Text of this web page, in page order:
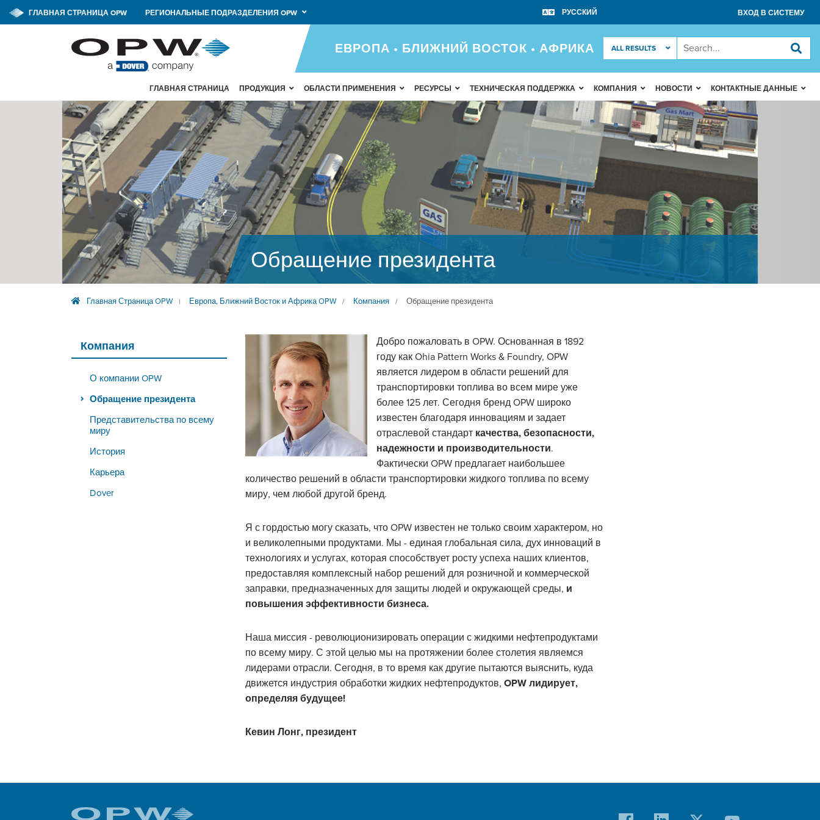
ГЛАВНАЯ СТРАНИЦА OPW РЕГИОНАЛЬНЫЕ ПОДРАЗДЕЛЕНИЯ OPW ВХОД В СИСТЕМУ
ЕВРОПА • БЛИЖНИЙ ВОСТОК • АФРИКА
Обращение президента
Главная Страница OPW | Европа, Ближний Восток и Африка OPW / Компания / Обращение президента
Компания
О компании OPW
Обращение президента
Представительства по всему
миру
История
Карьера
Dover
Добро пожаловать в OPW. Основанная в 1892
году как Ohia Pattern Works & Foundry, OPW
является лидером в области решений для
транспортировки топлива во всем мире уже
более 125 лет. Сегодня бренд OPW широко
известен благодаря инновациям и задает
отраслевой стандарт качества, безопасности,
надежности и производительности.
Фактически OPW предлагает наибольшее
количество решений в области транспортировки жидкого топлива по всему
миру, чем любой другой бренд.
Я с гордостью могу сказать, что OPW известен не только своим характером, но
и великолепными продуктами. Мы - единая глобальная сила, дух инноваций в
технологиях и услугах, которая способствует росту успеха наших клиентов,
предоставляя комплексный набор решений для розничной и коммерческой
заправки, предназначенных для защиты людей и окружающей среды, и
повышения эффективности бизнеса.
Наша миссия - революционизировать операции с жидкими нефтепродуктами
по всему миру. С этой целью мы на протяжении более столетия являемся
лидерами отрасли. Сегодня, в то время как другие пытаются выяснить, куда
движется индустрия обработки жидких нефтепродуктов, OPW лидирует,
определяя будущее!
Кевин Лонг, президент
ГЛАВНАЯ СТРАНИЦА ПРОДУКЦИЯ ОБЛАСТИ ПРИМЕНЕНИЯ РЕСУРСЫ ТЕХНИЧЕСКАЯ ПОДДЕРЖКА КОМПАНИЯ НОВОСТИ КОНТАКТНЫЕ ДАННЫЕ